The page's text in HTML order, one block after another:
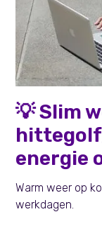
💡 Slim
energie
Warm weer op
werkdagen.